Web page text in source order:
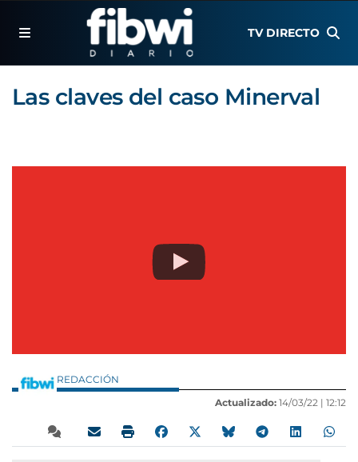
TV DIRECTO
Las claves del caso Minerval
REDACCIÓN
Actualizado: 14/03/22 | 12:12